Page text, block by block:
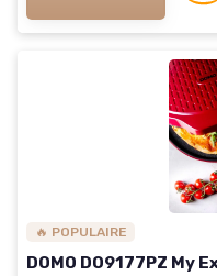
🔥 POPULAIRE
DOMO DO9177PZ My